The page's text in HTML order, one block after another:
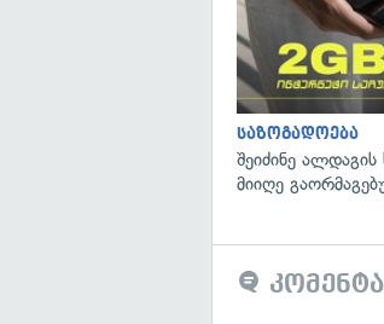
საზოგადოება
შეიძინე
მიიღე